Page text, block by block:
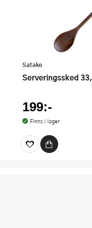
Satake
Serveringssked
199:-
Finns i lager